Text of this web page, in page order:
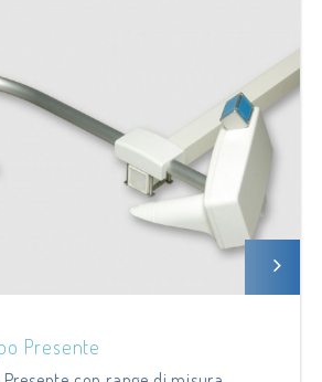
Presente